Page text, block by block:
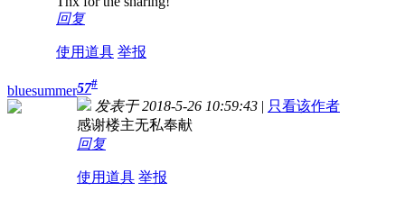
回复
使用道具 举报
bluesummer57#
发表于 2018-5-26 10:59:43 | 只看该作者
感谢楼主无私奉献
回复
使用道具 举报